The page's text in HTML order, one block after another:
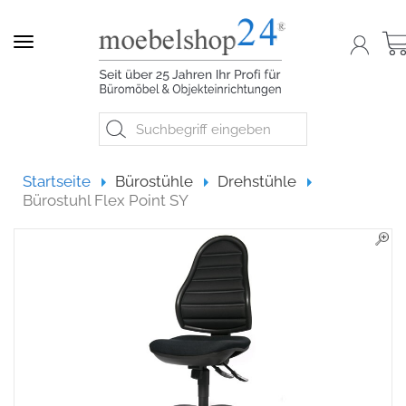
Navigation
StartseiteStartseite
Bürostühle
Drehstühle
Bürostuhl Flex Point SY